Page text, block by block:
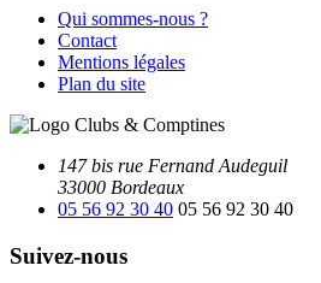
Qui sommes-nous ?
Contact
Mentions légales
Plan du site
147 bis rue Fernand Audeguil
33000 Bordeaux
05 56 92 30 40 05 56 92 30 40
Suivez-nous